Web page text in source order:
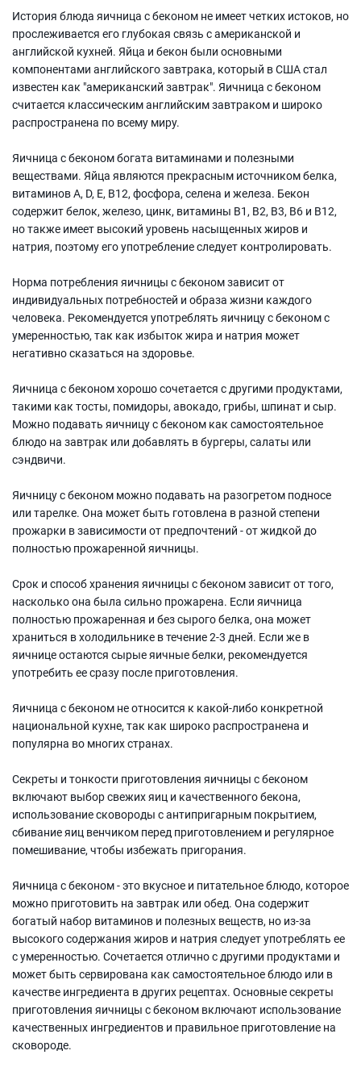
История блюда яичница с беконом не имеет четких истоков, но
прослеживается его глубокая связь с американской и
английской кухней. Яйца и бекон были основными
компонентами английского завтрака, который в США стал
известен как "американский завтрак". Яичница с беконом
считается классическим английским завтраком и широко
распространена по всему миру.
Яичница с беконом богата витаминами и полезными
веществами. Яйца являются прекрасным источником белка,
витаминов A, D, E, B12, фосфора, селена и железа. Бекон
содержит белок, железо, цинк, витамины B1, B2, B3, B6 и B12,
но также имеет высокий уровень насыщенных жиров и
натрия, поэтому его употребление следует контролировать.
Норма потребления яичницы с беконом зависит от
индивидуальных потребностей и образа жизни каждого
человека. Рекомендуется употреблять яичницу с беконом с
умеренностью, так как избыток жира и натрия может
негативно сказаться на здоровье.
Яичница с беконом хорошо сочетается с другими продуктами,
такими как тосты, помидоры, авокадо, грибы, шпинат и сыр.
Можно подавать яичницу с беконом как самостоятельное
блюдо на завтрак или добавлять в бургеры, салаты или
сэндвичи.
Яичницу с беконом можно подавать на разогретом подносе
или тарелке. Она может быть готовлена в разной степени
прожарки в зависимости от предпочтений - от жидкой до
полностью прожаренной яичницы.
Срок и способ хранения яичницы с беконом зависит от того,
насколько она была сильно прожарена. Если яичница
полностью прожаренная и без сырого белка, она может
храниться в холодильнике в течение 2-3 дней. Если же в
яичнице остаются сырые яичные белки, рекомендуется
употребить ее сразу после приготовления.
Яичница с беконом не относится к какой-либо конкретной
национальной кухне, так как широко распространена и
популярна во многих странах.
Секреты и тонкости приготовления яичницы с беконом
включают выбор свежих яиц и качественного бекона,
использование сковороды с антипригарным покрытием,
сбивание яиц венчиком перед приготовлением и регулярное
помешивание, чтобы избежать пригорания.
Яичница с беконом - это вкусное и питательное блюдо, которое
можно приготовить на завтрак или обед. Она содержит
богатый набор витаминов и полезных веществ, но из-за
высокого содержания жиров и натрия следует употреблять ее
с умеренностью. Сочетается отлично с другими продуктами и
может быть сервирована как самостоятельное блюдо или в
качестве ингредиента в других рецептах. Основные секреты
приготовления яичницы с беконом включают использование
качественных ингредиентов и правильное приготовление на
сковороде.